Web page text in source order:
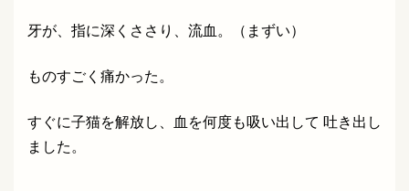
牙が、指に深くささり、流血。（まずい）
ものすごく痛かった。
すぐに子猫を解放し、血を何度も吸い出して 吐き出し
ました。